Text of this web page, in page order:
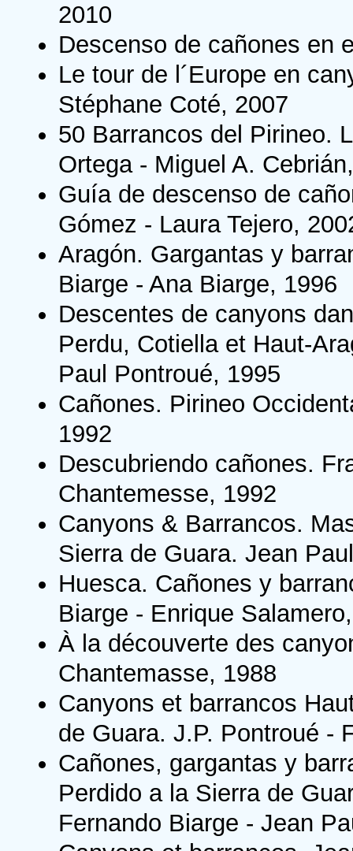
2010
Descenso de cañones en
Le tour de l´Europe en
Stéphane Coté, 2007
50 Barrancos del Pirineo.
Ortega - Miguel A.
Guía de descenso de
Gómez - Laura Tejero,
Aragón. Gargantas y
Biarge - Ana Biarge, 1996
Descentes de canyons
Perdu, Cotiella et Haut-
Paul Pontroué, 1995
Cañones. Pirineo
1992
Descubriendo cañones.
Chantemesse, 1992
Canyons & Barrancos.
Sierra de Guara. Jean
Huesca. Cañones y
Biarge - Enrique
À la découverte des
Chantemasse, 1988
Canyons et barrancos
de Guara. J.P. Pontroué -
Cañones, gargantas y
Perdido a la Sierra de
Fernando Biarge - Jean